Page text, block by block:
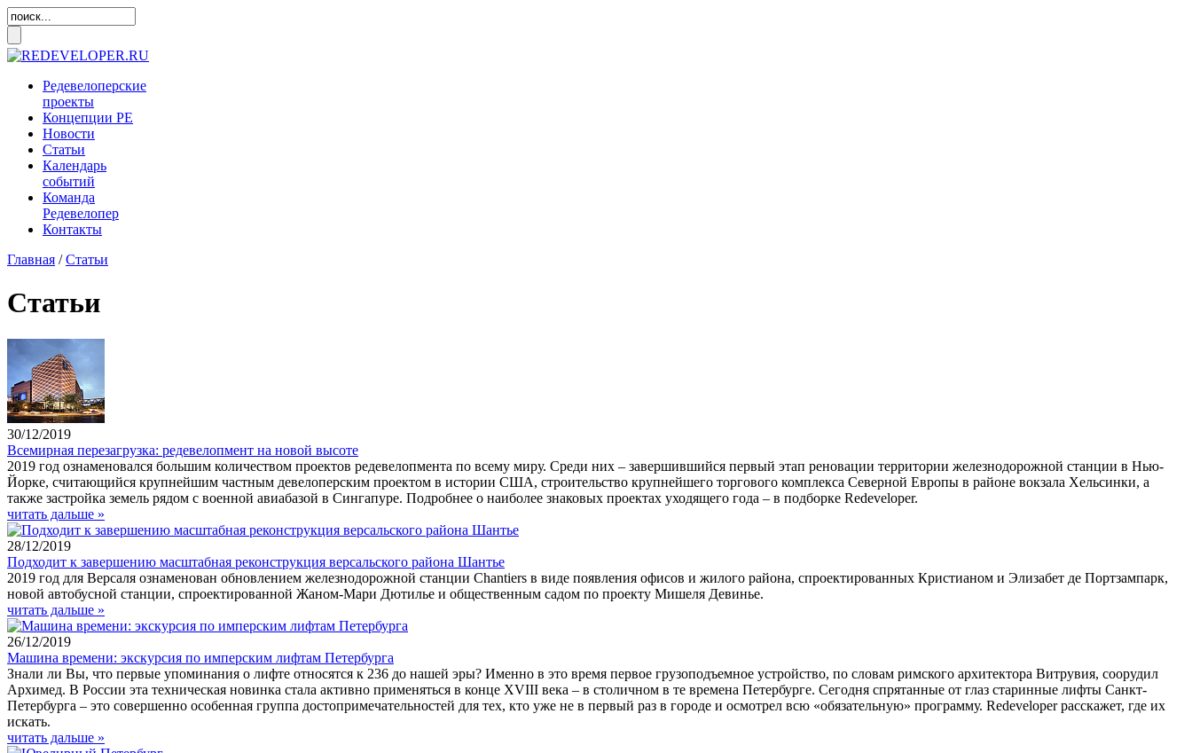
Редевелоперские
проекты
Концепции РЕ
Новости
Статьи
Календарь
событий
Команда
Редевелопер
Контакты
Главная /Статьи
Статьи
30/12/2019
Всемирная перезагрузка: редевелопмент на новой высоте
2019 год ознаменовался большим количеством проектов редевелопмента по всему миру. Среди них – завершившийся первый этап реновации территории железнодорожной станции в Нью-
Йорке, считающийся крупнейшим частным девелоперским проектом в истории США, строительство крупнейшего торгового комплекса Северной Европы в районе вокзала Хельсинки, а
также застройка земель рядом с военной авиабазой в Сингапуре. Подробнее о наиболее знаковых проектах уходящего года – в подборке Redeveloper.
читать дальше »
28/12/2019
Подходит к завершению масштабная реконструкция версальского района Шантье
2019 год для Версаля ознаменован обновлением железнодорожной станции Chantiers в виде появления офисов и жилого района, спроектированных Кристианом и Элизабет де Портзампарк,
новой автобусной станции, спроектированной Жаном-Мари Дютилье и общественным садом по проекту Мишеля Девинье.
читать дальше »
26/12/2019
Машина времени: экскурсия по имперским лифтам Петербурга
Знали ли Вы, что первые упоминания о лифте относятся к 236 до нашей эры? Именно в это время первое грузоподъемное устройство, по словам римского архитектора Витрувия, соорудил
Архимед. В России эта техническая новинка стала активно применяться в конце XVIII века – в столичном в те времена Петербурге. Сегодня спрятанные от глаз старинные лифты Санкт-
Петербурга – это совершенно особенная группа достопримечательностей для тех, кто уже не в первый раз в городе и осмотрел всю «обязательную» программу. Redeveloper расскажет, где их
искать.
читать дальше »